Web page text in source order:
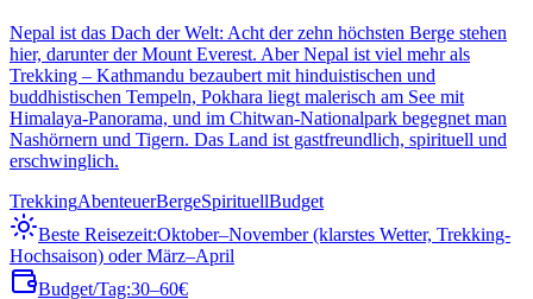
Nepal ist das Dach der Welt: Acht der zehn höchsten Berge stehen
hier, darunter der Mount Everest. Aber Nepal ist viel mehr als
Trekking – Kathmandu bezaubert mit hinduistischen und
buddhistischen Tempeln, Pokhara liegt malerisch am See mit
Himalaya-Panorama, und im Chitwan-Nationalpark begegnet man
Nashörnern und Tigern. Das Land ist gastfreundlich, spirituell und
erschwinglich.
TrekkingAbenteuerBergeSpirituellBudget
Beste Reisezeit:Oktober–November (klarstes Wetter, Trekking-
Hochsaison) oder März–April
Budget/Tag:30–60€